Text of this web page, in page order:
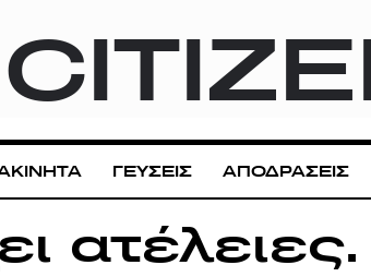
ΓΕΥΣΕΙΣ ΑΠΟΔΡΑΣΕΙΣ
ατέλειες.